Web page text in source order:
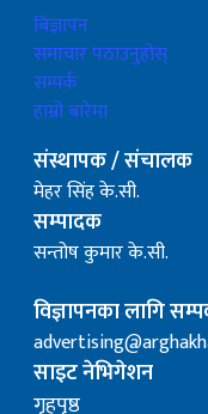
बिज्ञापन
समाचार पठाउनुहोस्
सम्पर्क
हाम्रो बारेमा
संस्थापक / संचालक
मेहर सिंह के.सी.
सम्पादक
सन्तोष कुमार के.सी.
विज्ञापनका लागि
साइट नेभिगेशन
गृहपृष्ठ